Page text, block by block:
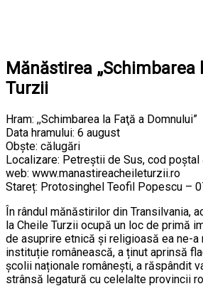
Mănăstirea „Schimbarea
Turzii
Hram: ,,Schimbarea la Faţă a Domnului”
Data hramului: 6 august
Obște: călugări
Localizare: Petreştii de Sus, cod poștal
web: www.manastireacheileturzii.ro
Stareț: Protosinghel Teofil Popescu –
În rândul mănăstirilor din Transilvania,
la Cheile Turzii ocupă un loc de primă
de asuprire etnică și religioasă ea ne-a
instituție românească, a ținut aprinsă
școlii naționale românești, a răspândit
strânsă legatură cu celelalte provincii